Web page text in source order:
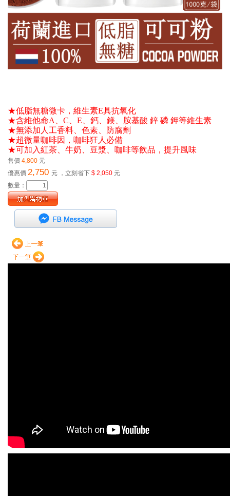
★低脂無糖微卡，維生素E具抗氧化
★含維他命A、C、E、鈣、鎂、胺基酸 鋅 磷 鉀等維生素
★無添加人工香料、色素、防腐劑
★超微量咖啡因，咖啡狂人必備
★可加入紅茶、牛奶、豆漿、咖啡等飲品，提升風味
售價 4,800 元
優惠價 2,750 元 ，立刻省下 $ 2,050 元
數量：